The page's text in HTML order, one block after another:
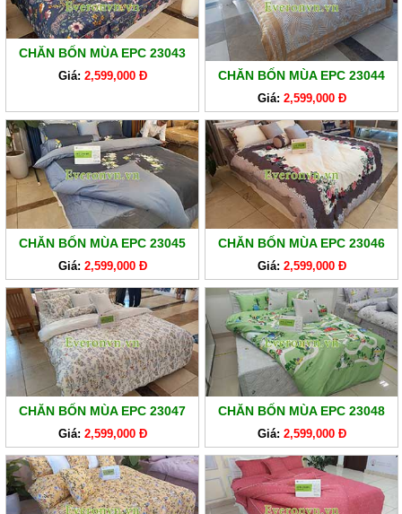
BỘ
CAO
CẤP
ARTEMIS
SẢN
PHẨM
GIẢM
GIÁ
CHĂN
GA
EVERONLITE
SẢN
PHẨM
HÀNG
LẺ
SẢN
PHẨM
KHÁC
CHĂN BỐN MÙA EPC 23043
Giá: 2,599,000 Đ CHĂN BỐN MÙA EPC 23044
Giá: 2,599,000 Đ
CHĂN BỐN MÙA EPC 23045
Giá: 2,599,000 Đ
CHĂN BỐN MÙA EPC 23046
Giá: 2,599,000 Đ
CHĂN BỐN MÙA EPC 23047
Giá: 2,599,000 Đ
CHĂN BỐN MÙA EPC 23048
Giá: 2,599,000 Đ